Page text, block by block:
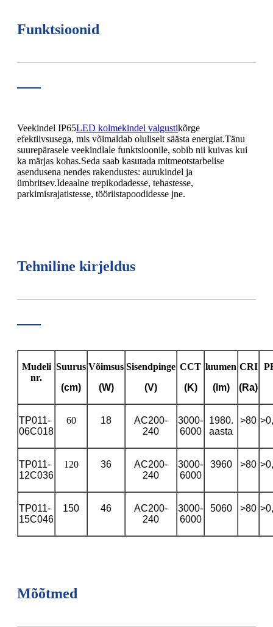
Funktsioonid
Veekindel IP65LED kolmekindel valgustikõrge
efektiivsusega, mis võimaldab oluliselt säästa energiat.Tänu
suurepärasele veekindlale funktsioonile, sobib nii kuivas kui
ka märjas kohas.Seda saab kasutada mitmeotstarbelise
asendusena nendes rakendustes: aurukindel ja
ümbritsev.Ideaalne trepikodadesse, tehastesse,
parkimisrajatistesse, tööriistapoodidesse jne.
Tehniline kirjeldus
Mudeli
nr.
Suurus
(cm)
Võimsus
(W)
Sisendpinge
(V)
CCT
(K)
luumen
(lm)
CRI
(Ra)
TP011-
06C018
60 18
AC200-
240
3000-
6000
1980.
aasta
>80
TP011-
12C036
120 36
AC200-
240
3000-
6000
3960 >80
TP011-
15C046
150 46
AC200-
240
3000-
6000
5060 >80
Mõõtmed